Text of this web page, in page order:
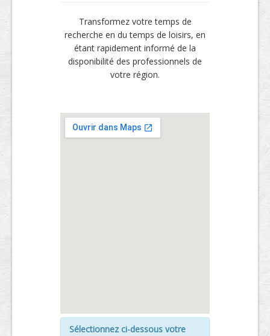
Transformez votre temps de
recherche en du temps de loisirs, en
étant rapidement informé de la
disponibilité des professionnels de
votre région.
Sélectionnez ci-dessous votre